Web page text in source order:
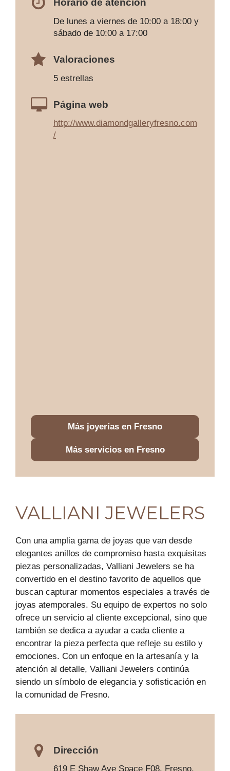
Horario de atención
De lunes a viernes de 10:00 a 18:00 y
sábado de 10:00 a 17:00
Valoraciones
5 estrellas
Página web
http://www.diamondgalleryfresno.com
/
Más joyerías en Fresno
Más servicios en Fresno
VALLIANI JEWELERS
Con una amplia gama de joyas que van desde
elegantes anillos de compromiso hasta exquisitas
piezas personalizadas, Valliani Jewelers se ha
convertido en el destino favorito de aquellos que
buscan capturar momentos especiales a través de
joyas atemporales. Su equipo de expertos no solo
ofrece un servicio al cliente excepcional, sino que
también se dedica a ayudar a cada cliente a
encontrar la pieza perfecta que refleje su estilo y
emociones. Con un enfoque en la artesanía y la
atención al detalle, Valliani Jewelers continúa
siendo un símbolo de elegancia y sofisticación en
la comunidad de Fresno.
Dirección
619 E Shaw Ave Space F08, Fresno,